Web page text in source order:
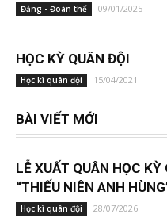
Đảng - Đoàn thể 09/01/2025
HỌC KỲ QUÂN ĐỘI
Học kì quân đội 15/04/2021
BÀI VIẾT MỚI
LỄ XUẤT QUÂN HỌC
“THIẾU NIÊN ANH
Học kì quân đội 28/07/2026